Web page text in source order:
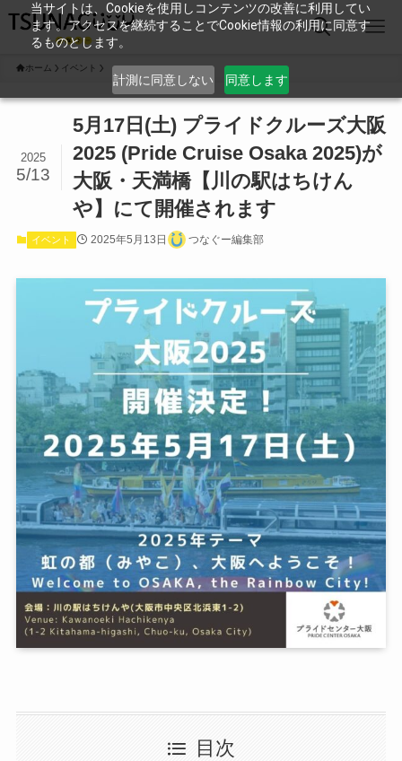
当サイトは、Cookieを使用しコンテンツの改善に利用してい
ます。アクセスを継続することでCookie情報の利用に同意す
るものとします。
計測に同意しない 同意します
ホーム イベント
5月17日(土) プライドクルーズ大阪
2025 (Pride Cruise Osaka 2025)が
大阪・天満橋【川の駅はちけん
や】にて開催されます
2025
5/13
イベント 2025年5月13日 つなぐー編集部
目次